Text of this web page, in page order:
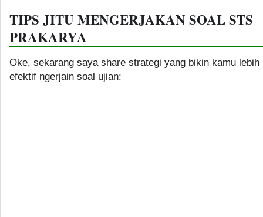
TIPS JITU MENGERJAKAN SOAL STS
PRAKARYA
Oke, sekarang saya share strategi yang bikin kamu lebih
efektif ngerjain soal ujian: